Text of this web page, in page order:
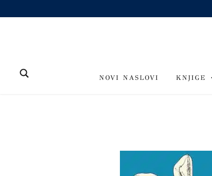
to
NOVI NASLOVI KNJIGE